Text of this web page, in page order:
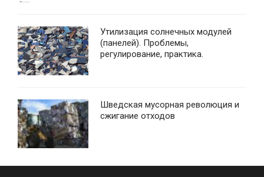
Утилизация солнечных модулей
(панелей). Проблемы,
регулирование, практика.
Шведская мусорная революция и
сжигание отходов